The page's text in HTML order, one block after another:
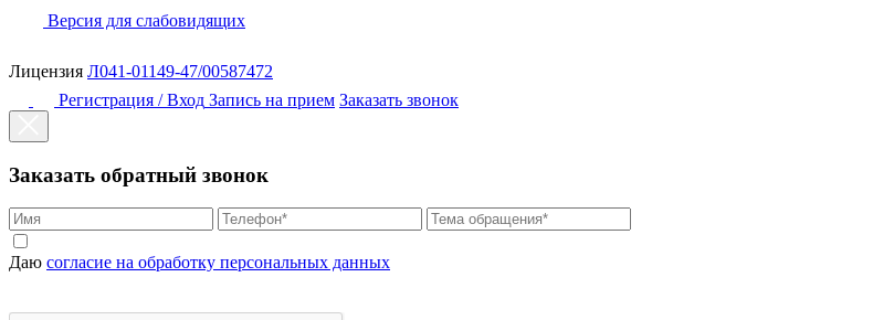
Версия для слабовидящих
Лицензия Л041-01149-47/00587472
Регистрация / Вход Запись на прием Заказать звонок
Заказать обратный звонок
Даю согласие на обработку персональных данных